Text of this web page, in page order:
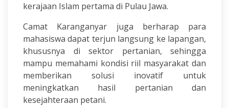
kerajaan Islam pertama di Pulau Jawa.
Camat Karanganyar juga berharap para
mahasiswa dapat terjun langsung ke lapangan,
khususnya di sektor pertanian, sehingga
mampu memahami kondisi riil masyarakat dan
memberikan solusi inovatif untuk
meningkatkan hasil pertanian dan
kesejahteraan petani.